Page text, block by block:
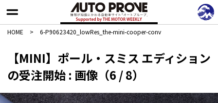
HOME > 6-P90623420_lowRes_the-mini-cooper-conv
【MINI】ポール・スミス エディション
の受注開始 : 画像（6 / 8）